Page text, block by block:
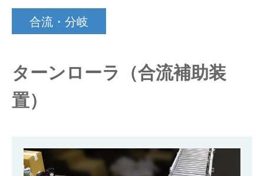
GTPシステム
仕分けシステム
ピッキングシステム
保管システム
バンニング・デバンニングシステム
通販
食品
企業理念
事業所一覧
オークラグループ
沿革
オークラミュージアム
生産終了品
物流用語集
プライバシーポリシー
合流・分岐
ターンローラ（合流補助装
置）